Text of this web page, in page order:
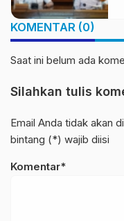
KOMENTAR (0)
Saat ini belum ada
Silahkan tulis
Email Anda tidak akan
bintang (*) wajib diisi
Komentar*